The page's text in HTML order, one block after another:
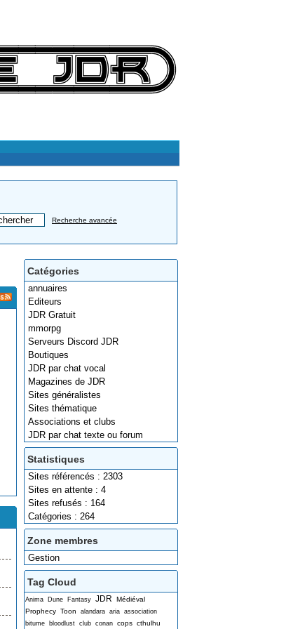
Recherche avancée
Catégories
annuaires
Editeurs
JDR Gratuit
mmorpg
Serveurs Discord JDR
Boutiques
JDR par chat vocal
Magazines de JDR
Sites généralistes
Sites thématique
Associations et clubs
JDR par chat texte ou forum
Statistiques
Sites référencés : 2303
Sites en attente : 4
Sites refusés : 164
Catégories : 264
Zone membres
Gestion
Tag Cloud
Anima Dune Fantasy JDR
Médiéval
Prophecy Toon alandara aria association
bitume
bloodlust club conan cops cthulhu